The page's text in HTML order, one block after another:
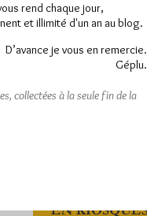
rend chaque jour,
et illimité d'un an au blog.
D’avance je vous en remercie.
Géplu.
collectées à la seule fin de la